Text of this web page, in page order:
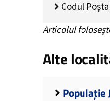
Codul
Articolul
Alte
Populație